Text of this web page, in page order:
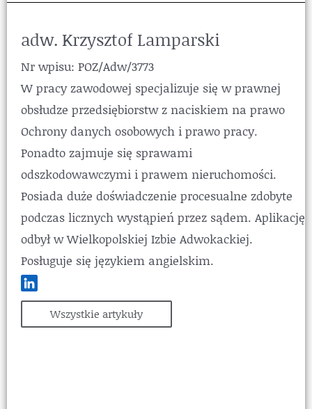
adw. Krzysztof Lamparski
Nr wpisu: POZ/Adw/3773
W pracy zawodowej specjalizuje się w prawnej
obsłudze przedsiębiorstw z naciskiem na prawo
Ochrony danych osobowych i prawo pracy.
Ponadto zajmuje się sprawami
odszkodowawczymi i prawem nieruchomości.
Posiada duże doświadczenie procesualne zdobyte
podczas licznych wystąpień przez sądem. Aplikację
odbył w Wielkopolskiej Izbie Adwokackiej.
Posługuje się językiem angielskim.
Wszystkie artykuły